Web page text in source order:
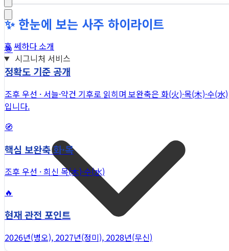
홈 쎄하다 소개
시그니처 서비스
✨ 한눈에 보는 사주 하이라이트
🎯
정확도 기준 공개
조후 우선 · 서늘·약건 기후로 읽히며 보완축은 화(火)·목(木)·수(水)
입니다.
🧭
핵심 보완축 화·목
조후 우선 · 희신 목(木)·수(水)
🔥
현재 관전 포인트
2026년(병오), 2027년(정미), 2028년(무신)